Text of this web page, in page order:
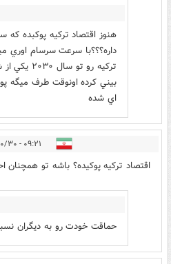
هنوز اقتصاد تركيه پوكبده كه
داره؟؟؟با سرعت سرسام اوري
تركيه رو
بيني كرده اونوقت طرف ميگه
اي شده
۰۹:۲۱ - ۱۳۹۷/۱۰/۳۰
اقتصاد ترکیه پوکیده؟ باشه تو
حماقت خودت رو به دیگران